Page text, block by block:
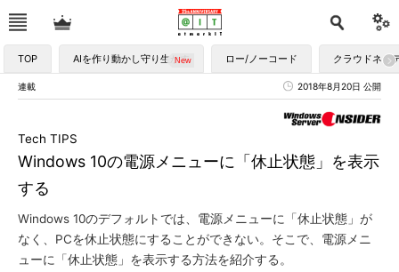
TOP AIを作り動かし守り生かす ロー/ノーコード クラウドネイ
連載 2018年8月20日 公開
Windows 10の電源メニューに「休止状態」を表示
する
Tech TIPS
Windows 10のデフォルトでは、電源メニューに「休止状態」が
なく、PCを休止状態にすることができない。そこで、電源メニ
ューに「休止状態」を表示する方法を紹介する。